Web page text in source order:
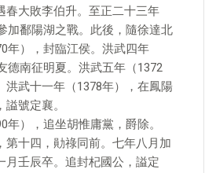
春大敗李伯升。至正二十三年
加鄱陽湖之戰。此後，隨徐達北
年），封臨江侯。洪武四年
德南征明夏。洪武五年（1372
洪武十一年（1378年），在鳳陽
號定襄。
年），追坐胡惟庸黨，爵除。
第十四，勛祿同前。七年八月加
月壬辰卒。追封杞國公，謚定